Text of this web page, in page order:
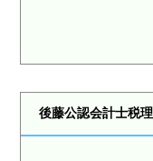
後藤公認会計士税